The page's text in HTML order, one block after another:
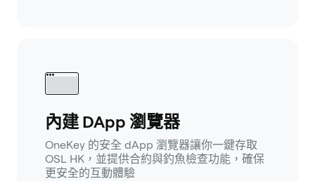
內建 DApp 瀏覽器
OneKey 的安全 dApp 瀏覽器讓你一鍵存取
OSL HK，並提供合約與釣魚檢查功能，確保
更安全的互動體驗